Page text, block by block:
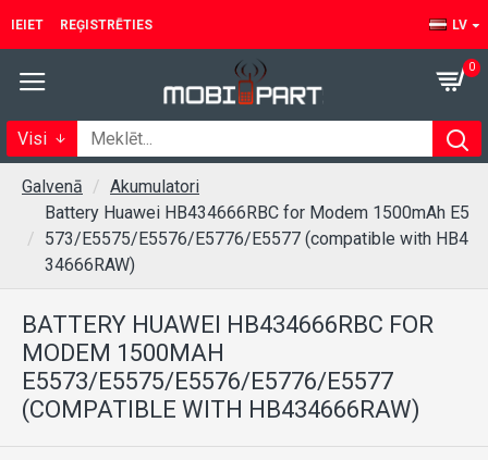
IEIET REĢISTRĒTIES LV
0
Visi
Galvenā
Akumulatori
Battery Huawei HB434666RBC for Modem 1500mAh E5
573/E5575/E5576/E5776/E5577 (compatible with HB4
34666RAW)
BATTERY HUAWEI HB434666RBC FOR
MODEM 1500MAH
E5573/E5575/E5576/E5776/E5577
(COMPATIBLE WITH HB434666RAW)